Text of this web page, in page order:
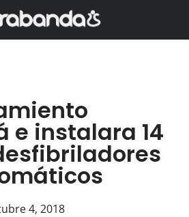
e instalara 14
4, 2018